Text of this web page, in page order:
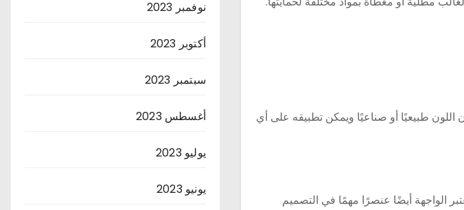
طبيعيًا أو صناعيًا ويمكن تطبيقه على أي
الواجهة أيضًا عنصرًا مهمًا في التصميم
نوفمبر 2023
أكتوبر 2023
سبتمبر 2023
أغسطس 2023
يوليو 2023
يونيو 2023